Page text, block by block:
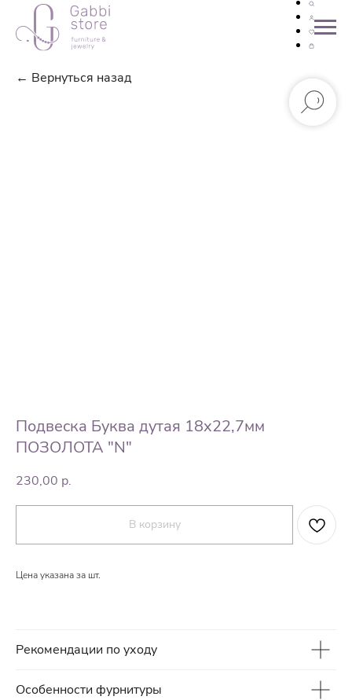
← Вернуться назад
Подвеска Буква дутая 18х22,7мм
ПОЗОЛОТА "N"
230,00 р.
В корзину
Цена указана за шт.
Рекомендации по уходу
Особенности фурнитуры